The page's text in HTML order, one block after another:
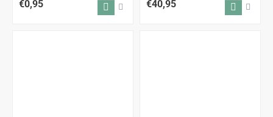
€0,95 €40,95